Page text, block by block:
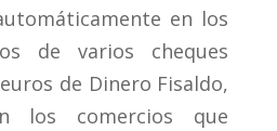
en los
de varios cheques
de Dinero Fisaldo,
los comercios que